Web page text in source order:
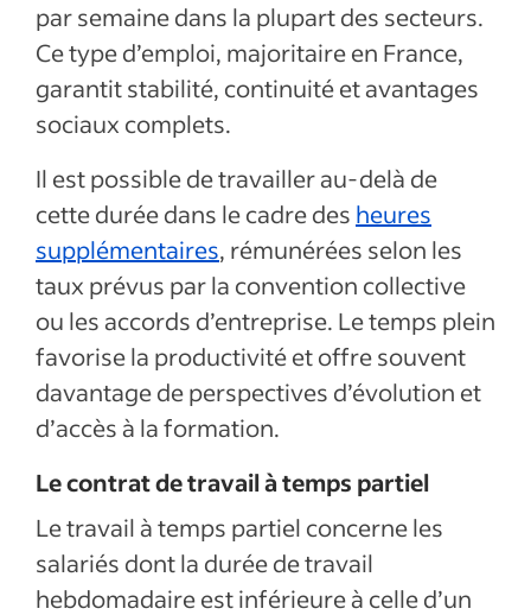
par semaine dans la plupart des secteurs.
Ce type d’emploi, majoritaire en France,
garantit stabilité, continuité et avantages
sociaux complets.
Il est possible de travailler au-delà de
cette durée dans le cadre des heures
supplémentaires, rémunérées selon les
taux prévus par la convention collective
ou les accords d’entreprise. Le temps plein
favorise la productivité et offre souvent
davantage de perspectives d’évolution et
d’accès à la formation.
Le contrat de travail à temps partiel
Le travail à temps partiel concerne les
salariés dont la durée de travail
hebdomadaire est inférieure à celle d’un